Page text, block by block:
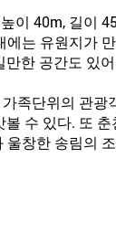
이 40m, 길이
는 유원지가
한 공간도 있
족단위의 관
수 있다. 또
창한 송림의